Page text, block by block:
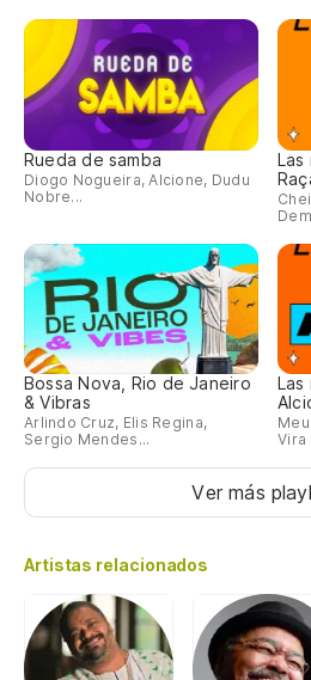
Rueda de samba
Diogo Nogueira, Alcione, Dudu
Nobre...
Las
Bossa Nova, Rio de Janeiro
& Vibras
Arlindo Cruz, Elis Regina,
Sergio Mendes...
Las
Vira
Ver más
Artistas relacionados